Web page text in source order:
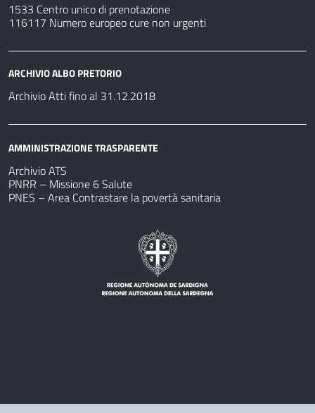
1533 Centro unico di prenotazione
116117 Numero europeo cure non urgenti
ARCHIVIO ALBO PRETORIO
Archivio Atti fino al 31.12.2018
AMMINISTRAZIONE TRASPARENTE
Archivio ATS
PNRR – Missione 6 Salute
PNES – Area Contrastare la povertà sanitaria